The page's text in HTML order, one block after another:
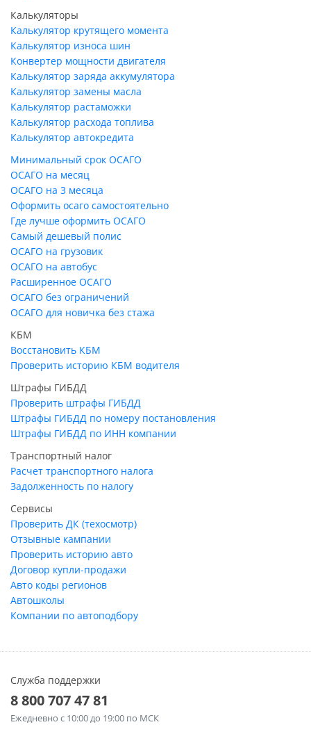
Калькуляторы
Калькулятор крутящего момента
Калькулятор износа шин
Конвертер мощности двигателя
Калькулятор заряда аккумулятора
Калькулятор замены масла
Калькулятор растаможки
Калькулятор расхода топлива
Калькулятор автокредита
Минимальный срок ОСАГО
ОСАГО на месяц
ОСАГО на 3 месяца
Оформить осаго самостоятельно
Где лучше оформить ОСАГО
Самый дешевый полис
ОСАГО на грузовик
ОСАГО на автобус
Расширенное ОСАГО
ОСАГО без ограничений
ОСАГО для новичка без стажа
КБМ
Восстановить КБМ
Проверить историю КБМ водителя
Штрафы ГИБДД
Проверить штрафы ГИБДД
Штрафы ГИБДД по номеру постановления
Штрафы ГИБДД по ИНН компании
Транспортный налог
Расчет транспортного налога
Задолженность по налогу
Сервисы
Проверить ДК (техосмотр)
Отзывные кампании
Проверить историю авто
Договор купли-продажи
Авто коды регионов
Автошколы
Компании по автоподбору
Служба поддержки
8 800 707 47 81
Ежедневно с 10:00 до 19:00 по МСК